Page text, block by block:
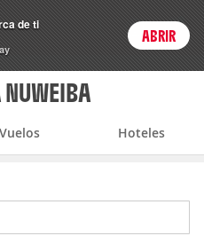
Login
Vuelos Hoteles
de ti
ABRIR